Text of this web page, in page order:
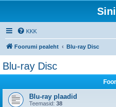
KKK
Foorumi pealeht Blu-ray Disc
Blu-ray Disc
Blu-ray plaadid
Teemasid: 38